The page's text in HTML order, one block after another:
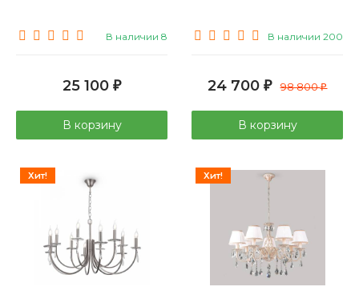
В наличии 8
25 100 ₽
В корзину
В наличии 200
24 700 ₽ 98 800₽
В корзину
Хит! Хит!